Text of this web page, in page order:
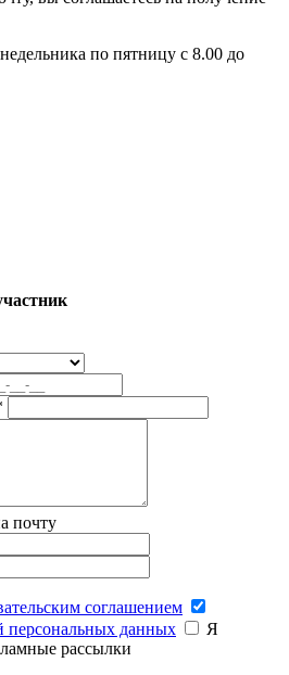
по пятницу с 8.00 до
почту
соглашением
персональных данных
Я
рассылки